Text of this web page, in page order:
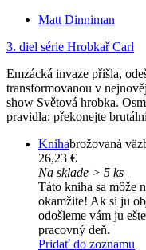
Matt Dinniman
3. diel série Hrobkař Carl
Emzácká invaze přišla,
transformovanou v
show Světová hrobka.
pravidla: překonejte
Knihabrožovaná
26,23 €
Na sklade > 5 ks
Táto kniha sa môže
okamžite! Ak si ju
odošleme vám ju
pracovný deň.
Pridať do zoznamu